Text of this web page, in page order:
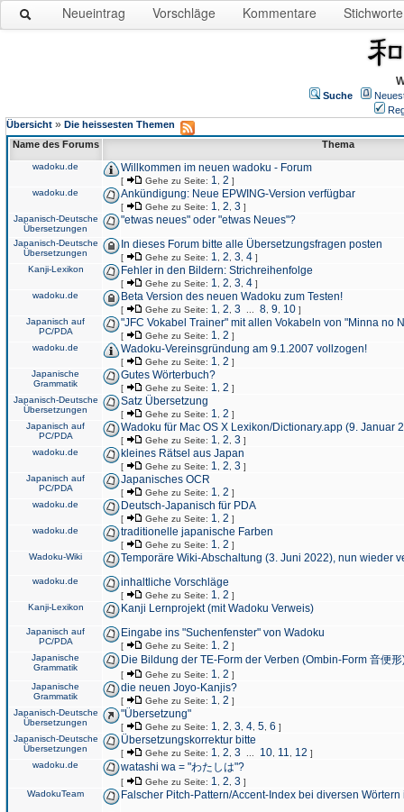
Neueintrag Vorschläge Kommentare Stichworte
Suche
Übersicht » Die heissesten Themen
Name des Forums
Thema
wadoku.de Willkommen im neuen wadoku - Forum
[ Gehe zu Seite: 1 2 ]
wadoku.de
Ankündigung: Neue EPWING-Version verfügbar
[ Gehe zu Seite: 1 2 3 ]
Japanisch-Deutsche
Übersetzungen
"etwas neues" oder "etwas Neues"?
Japanisch-Deutsche
Übersetzungen
In dieses Forum bitte alle Übersetzungsfragen posten
[ Gehe zu Seite: 1 2 3 4 ]
Kanji-Lexikon
Fehler in den Bildern: Strichreihenfolge
[ Gehe zu Seite: 1 2 3 4 ]
wadoku.de
Beta Version des neuen Wadoku zum Testen!
[ Gehe zu Seite: 1 2 3 8 9 10 ]
Japanisch auf
PC/PDA
"JFC Vokabel Trainer" mit allen Vokabeln von "Minna no
[ Gehe zu Seite: 1 2 ]
wadoku.de
Wadoku-Vereinsgründung am 9.1.2007 vollzogen!
[ Gehe zu Seite: 1 2 ]
Japanische
Grammatik
Gutes Wörterbuch?
[ Gehe zu Seite: 1 2 ]
Japanisch-Deutsche
Übersetzungen
Satz Übersetzung
[ Gehe zu Seite: 1 2 ]
Japanisch auf
PC/PDA
Wadoku für Mac OS X Lexikon/Dictionary.app (9. Januar
[ Gehe zu Seite: 1 2 3 ]
wadoku.de
kleines Rätsel aus Japan
[ Gehe zu Seite: 1 2 3 ]
Japanisch auf
PC/PDA
Japanisches OCR
[ Gehe zu Seite: 1 2 ]
wadoku.de
Deutsch-Japanisch für PDA
[ Gehe zu Seite: 1 2 ]
wadoku.de
traditionelle japanische Farben
[ Gehe zu Seite: 1 2 ]
Wadoku-Wiki
Temporäre Wiki-Abschaltung (3. Juni 2022), nun wieder
wadoku.de inhaltliche Vorschläge
[ Gehe zu Seite: 1 2 ]
Kanji-Lexikon
Kanji Lernprojekt (mit Wadoku Verweis)
Japanisch auf
PC/PDA
Eingabe ins "Suchenfenster" von Wadoku
[ Gehe zu Seite: 1 2 ]
Japanische
Grammatik
Die Bildung der TE-Form der Verben (Ombin-Form 音便形
[ Gehe zu Seite: 1 2 ]
Japanische
Grammatik
die neuen Joyo-Kanjis?
[ Gehe zu Seite: 1 2 ]
Japanisch-Deutsche
Übersetzungen
"Übersetzung"
[ Gehe zu Seite: 1 2 3 4 5 6 ]
Japanisch-Deutsche
Übersetzungen
Übersetzungskorrektur bitte
[ Gehe zu Seite: 1 2 3 10 11 12 ]
wadoku.de
watashi wa = "わたしは"?
[ Gehe zu Seite: 1 2 3 ]
WadokuTeam
Falscher Pitch-Pattern/Accent-Index bei diversen